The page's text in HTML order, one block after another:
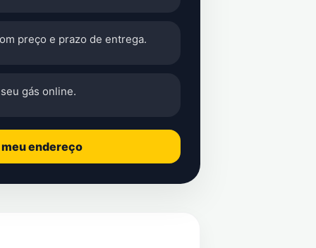
preço e prazo de entrega.
gás online.
endereço